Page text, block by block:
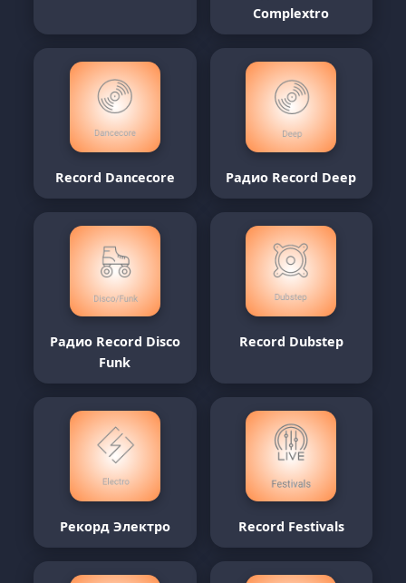
Complextro
Record Dancecore Радио Record Deep
Радио Record Disco
Funk
Record Dubstep
Рекорд Электро Record Festivals